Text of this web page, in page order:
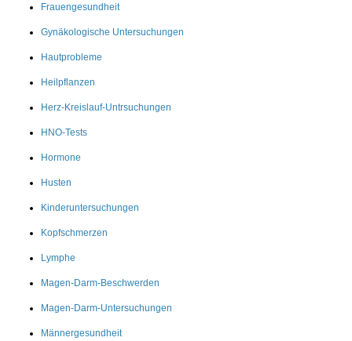
Frauengesundheit
Gynäkologische Untersuchungen
Hautprobleme
Heilpflanzen
Herz-Kreislauf-Untrsuchungen
HNO-Tests
Hormone
Husten
Kinderuntersuchungen
Kopfschmerzen
Lymphe
Magen-Darm-Beschwerden
Magen-Darm-Untersuchungen
Männergesundheit